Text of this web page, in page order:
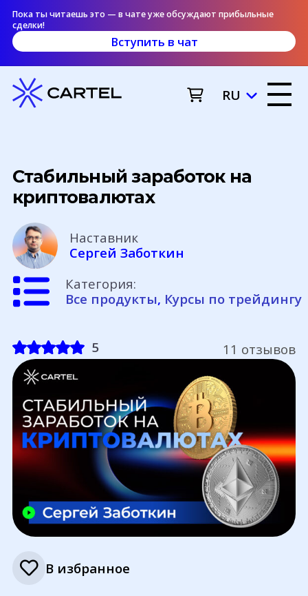
Пока ты читаешь это — в чате уже обсуждают прибыльные
сделки!
Вступить в чат
RU
Стабильный заработок на
криптовалютах
Наставник
Сергей Заботкин
Категория:
Все продукты, Курсы по трейдингу
5 11 отзывов
В избранное